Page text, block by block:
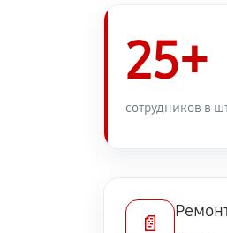
25+
сотрудников в
📄